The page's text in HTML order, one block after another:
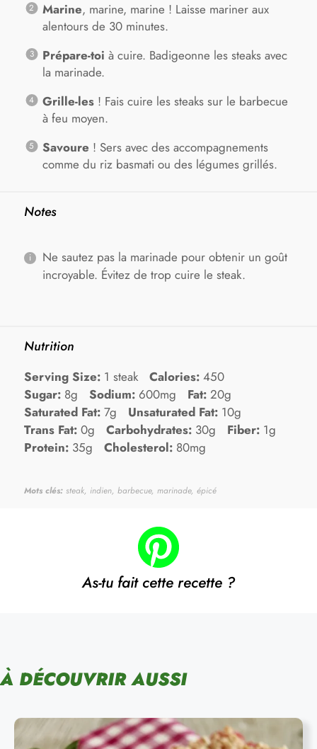
Marine, marine, marine ! Laisse mariner aux
alentours de 30 minutes.
Prépare-toi à cuire. Badigeonne les steaks avec
la marinade.
Grille-les! Fais cuire les steaks sur le barbecue
à feu moyen.
Savoure ! Sers avec des accompagnements
comme du riz basmati ou des légumes grillés.
Notes
Ne sautez pas la marinade pour obtenir un goût
incroyable. Évitez de trop cuire le steak.
Nutrition
Serving Size: 1 steak Calories: 450
Sugar: 8g Sodium: 600mg Fat: 20g
Saturated Fat: 7g Unsaturated Fat: 10g
Trans Fat: 0g Carbohydrates: 30g Fiber: 1g
Protein: 35g Cholesterol: 80mg
Mots clés: steak, indien, barbecue, marinade, épicé
As-tu fait cette recette ?
À DÉCOUVRIR AUSSI